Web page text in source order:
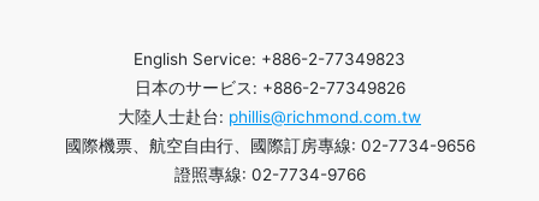
English Service: +886-2-77349823
日本のサービス: +886-2-77349826
大陸人士赴台: phillis@richmond.com.tw
國際機票、航空自由行、國際訂房專線: 02-7734-9656
證照專線: 02-7734-9766